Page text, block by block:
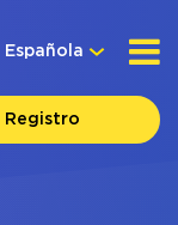
Española
Registro